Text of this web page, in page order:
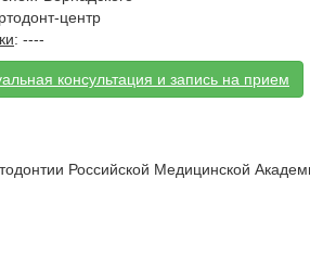
центр
: ----
консультация и запись на прием
Российской Медицинской